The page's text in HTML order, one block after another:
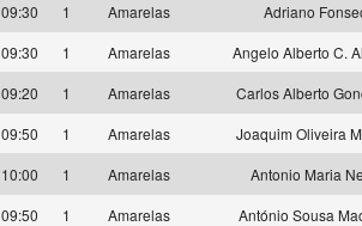
09:30
1 Amarelas
Adriano
09:30
1 Amarelas
Angelo Alberto C.
09:20
1 Amarelas
Carlos Alberto
09:50
1 Amarelas
Joaquim Oliveira
10:00
1 Amarelas
Antonio Maria
09:50
1 Amarelas
António Sousa